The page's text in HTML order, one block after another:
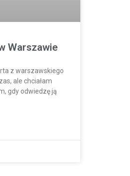
Warszawie
z warszawskiego
ale chciałam
gdy odwiedzę ją